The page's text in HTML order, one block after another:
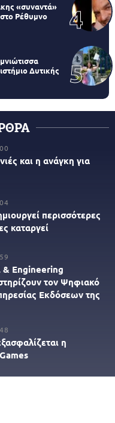
«συναντά»
Ρέθυμνο
Δυτικής
και η ανάγκη για
περισσότερες
καταργεί
Engineering
τον Ψηφιακό
Εκδόσεων της
η